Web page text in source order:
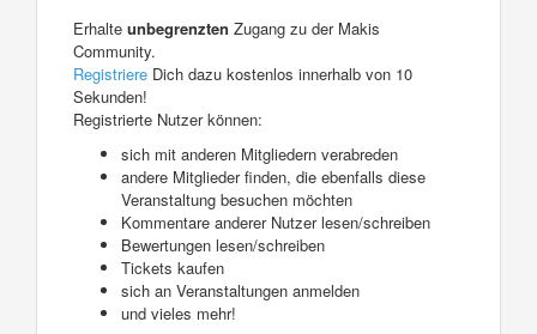
Erhalte unbegrenzten Zugang zu der Makis
Community.
Registriere Dich dazu kostenlos innerhalb von 10
Sekunden!
Registrierte Nutzer können:
sich mit anderen Mitgliedern verabreden
andere Mitglieder finden, die ebenfalls diese
Veranstaltung besuchen möchten
Kommentare anderer Nutzer lesen/schreiben
Bewertungen lesen/schreiben
Tickets kaufen
sich an Veranstaltungen anmelden
und vieles mehr!